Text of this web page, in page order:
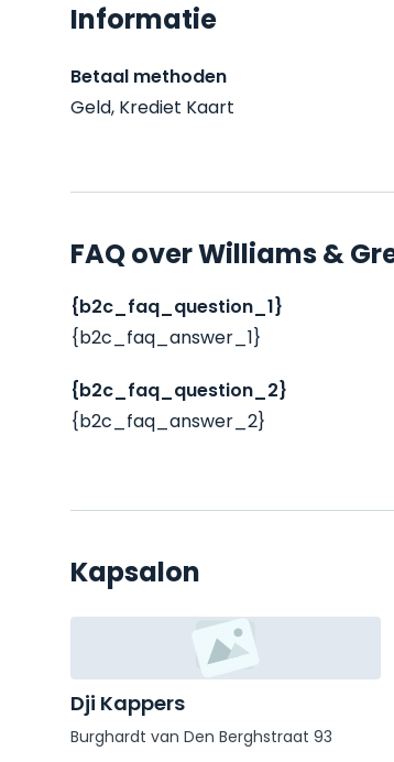
Informatie
Betaal methoden
Geld, Krediet Kaart
FAQ over Williams &
{b2c_faq_question_1}
{b2c_faq_answer_1}
{b2c_faq_question_2}
{b2c_faq_answer_2}
Kapsalon
Dji Kappers
Burghardt van Den Berghstraat 93